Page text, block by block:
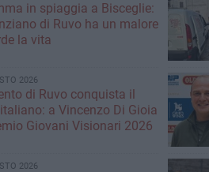
in spiaggia a Bisceglie:
di Ruvo ha un malore
la vita
2026
di Ruvo conquista il
a Vincenzo Di Gioia
Giovani Visionari 2026
2026